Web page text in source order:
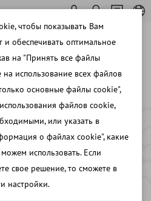
Отзывы клиентов
чтобы показывать Вам
и обеспечивать оптимальное
на "Принять все файлы
на использование всех файлов
основные файлы cookie",
файлов cookie,
или указать в
о файлах cookie", какие
использовать. Если
свое решение, то сможете в
настройки.